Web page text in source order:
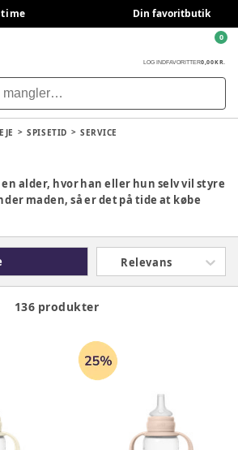
time Din favoritbutik
LOG INDFAVORITTER0,00 KR.
0
SPISETID SERVICE
alder, hvor han eller hun selv vil styre
maden, så er det på tide at købe
Skal du til en barnedåb eller
barn og forældre. Når dit barn skal
med praktisk og ergonomisk service.
Relevans
136 produkter